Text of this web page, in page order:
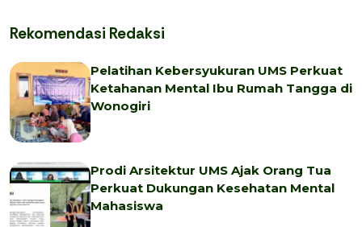
Rekomendasi Redaksi
Pelatihan Kebersyukuran UMS Perkuat
Ketahanan Mental Ibu Rumah Tangga di
Wonogiri
Prodi Arsitektur UMS Ajak Orang Tua
Perkuat Dukungan Kesehatan Mental
Mahasiswa